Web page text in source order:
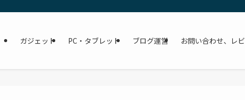
ガジェット PC・タブレット ブログ運営 お問い合わせ、レ